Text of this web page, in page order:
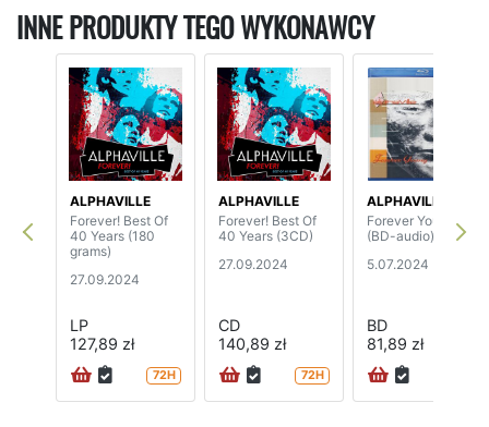
INNE PRODUKTY TEGO WYKONAWCY
ALPHAVILLE
Forever! Best Of
40 Years (180
grams)
27.09.2024
LP
127,89 zł
72H
ALPHAVILLE
Forever! Best Of
40 Years (3CD)
27.09.2024
CD
140,89 zł
72H
ALPHAVILLE
Forever Young
(BD-audio)
5.07.2024
BD
81,89 zł